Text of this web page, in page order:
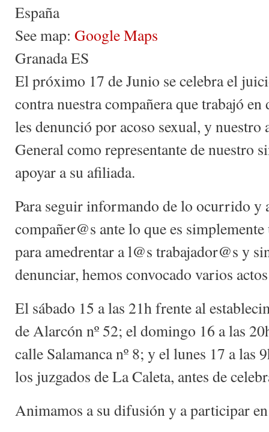
España
See map: Google Maps
Granada ES
El próximo 17 de Junio se celebra el
contra nuestra compañera que trabajó
les denunció por acoso sexual, y
General como representante de nuestro
apoyar a su afiliada.
Para seguir informando de lo ocurrido y
compañer@s ante lo que es
para amedrentar a l@s trabajador@s y
denunciar, hemos convocado varios
El sábado 15 a las 21h frente al
de Alarcón nº 52; el domingo 16 a las
calle Salamanca nº 8; y el lunes 17 a las
los juzgados de La Caleta, antes de
Animamos a su difusión y a participar